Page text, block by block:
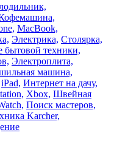
MacBook,
Электрика, Столярка,
бытовой техники,
Электроплита,
машина,
iPad, Интернет на дачу,
Xbox, Швейная
Поиск мастеров,
Karcher,